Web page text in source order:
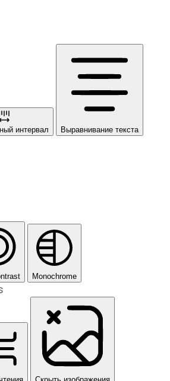
интервал Выравнивание текста
Monochrome